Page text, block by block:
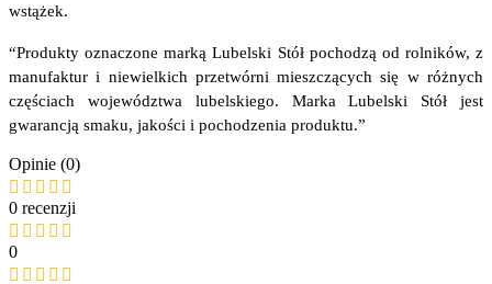
wstążek.
“Produkty oznaczone marką Lubelski Stół pochodzą od rolników, z
manufaktur i niewielkich przetwórni mieszczących się w różnych
częściach województwa lubelskiego. Marka Lubelski Stół jest
gwarancją smaku, jakości i pochodzenia produktu.”
Opinie (0)
0 recenzji
0